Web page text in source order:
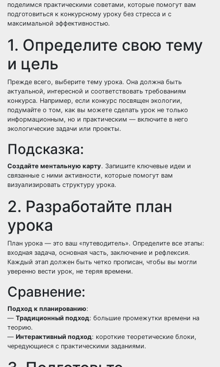
поделимся практическими советами, которые помогут вам
подготовиться к конкурсному уроку без стресса и с
максимальной эффективностью.
1. Определите свою тему
и цель
Прежде всего, выберите тему урока. Она должна быть
актуальной, интересной и соответствовать требованиям
конкурса. Например, если конкурс посвящен экологии,
подумайте о том, как вы можете сделать урок не только
информационным, но и практическим — включите в него
экологические задачи или проекты.
Подсказка:
Создайте ментальную карту. Запишите ключевые идеи и
связанные с ними активности, которые помогут вам
визуализировать структуру урока.
2. Разработайте план
урока
План урока — это ваш «путеводитель». Определите все этапы:
входная задача, основная часть, заключение и рефлексия.
Каждый этап должен быть четко прописан, чтобы вы могли
уверенно вести урок, не теряя времени.
Сравнение:
Подход к планированию:
— Традиционный подход: большие промежутки времени на
теорию.
— Интерактивный подход: короткие теоретические блоки,
чередующиеся с практическими заданиями.